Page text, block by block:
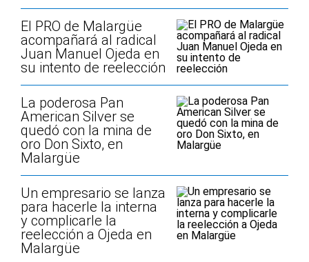
El PRO de Malargüe
acompañará al radical
Juan Manuel Ojeda en
su intento de reelección
La poderosa Pan
American Silver se
quedó con la mina de
oro Don Sixto, en
Malargüe
Un empresario se lanza
para hacerle la interna
y complicarle la
reelección a Ojeda en
Malargüe